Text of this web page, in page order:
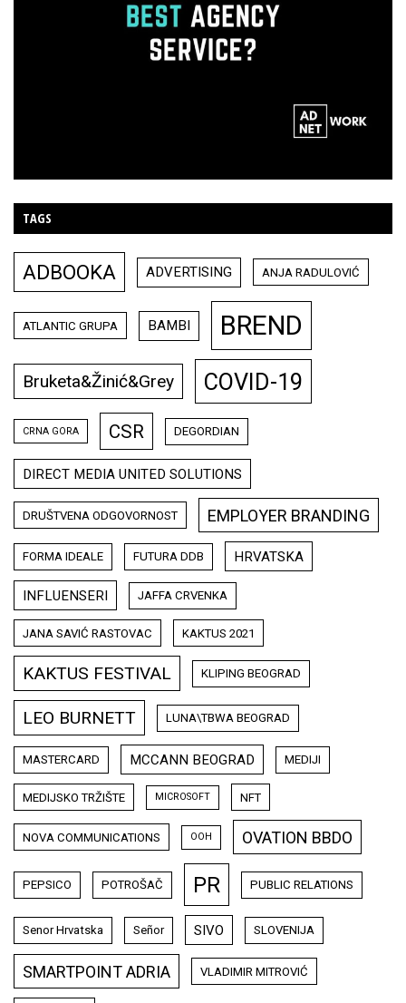
TAGS
ADBOOKA ADVERTISING ANJA RADULOVIĆ
ATLANTIC GRUPA BAMBI BREND
Bruketa&Žinić&Grey COVID-19
CRNA GORA CSR DEGORDIAN
DIRECT MEDIA UNITED SOLUTIONS
DRUŠTVENA ODGOVORNOST EMPLOYER BRANDING
FORMA IDEALE FUTURA DDB HRVATSKA
INFLUENSERI JAFFA CRVENKA
JANA SAVIĆ RASTOVAC KAKTUS 2021
KAKTUS FESTIVAL KLIPING BEOGRAD
LEO BURNETT LUNA\TBWA BEOGRAD
MASTERCARD MCCANN BEOGRAD MEDIJI
MEDIJSKO TRŽIŠTE MICROSOFT NFT
NOVA COMMUNICATIONS OOH OVATION BBDO
PEPSICO POTROŠAČ PR PUBLIC RELATIONS
Senor Hrvatska Señor SIVO SLOVENIJA
SMARTPOINT ADRIA VLADIMIR MITROVIĆ